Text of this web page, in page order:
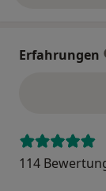
Erfahrungen
114